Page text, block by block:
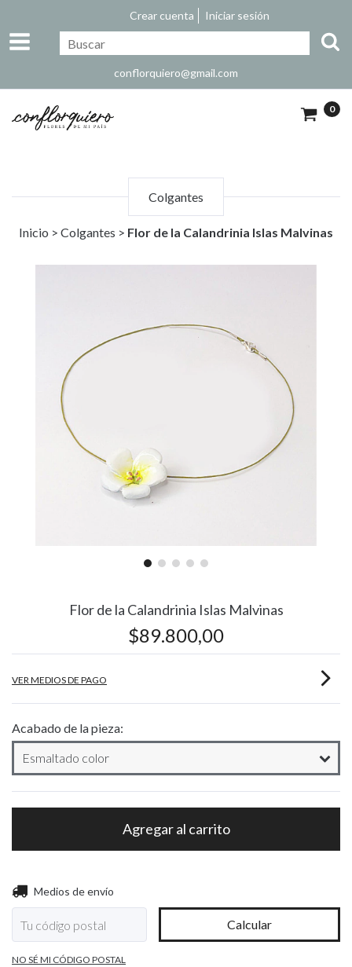
Crear cuenta Iniciar sesión
conflorquiero@gmail.com
0
Colgantes
Inicio > Colgantes > Flor de la Calandrinia Islas Malvinas
Flor de la Calandrinia Islas Malvinas
$89.800,00
VER MEDIOS DE PAGO
Acabado de la pieza:
Entregas para el CP:
Medios de envío
Calcular
NO SÉ MI CÓDIGO POSTAL